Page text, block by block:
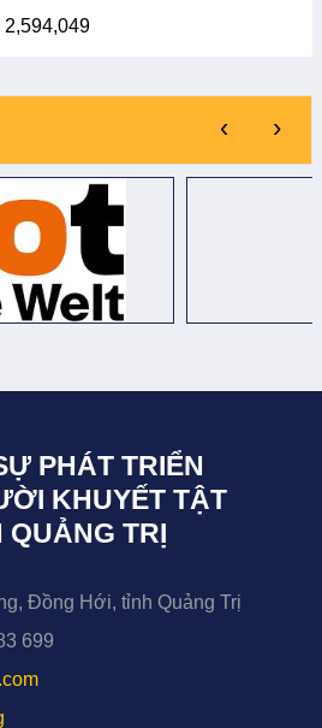
2,594,049
‹ ›
PHÁT TRIỂN
KHUYẾT TẬT
QUẢNG TRỊ
Đồng Hới, tỉnh Quảng Trị
699